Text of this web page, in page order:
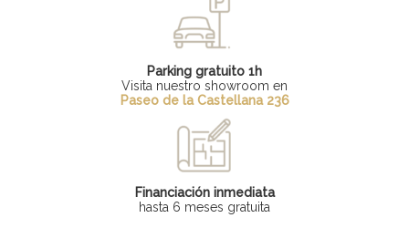
Parking gratuito 1h
Visita nuestro showroom en
Paseo de la Castellana 236
Financiación inmediata
hasta 6 meses gratuita